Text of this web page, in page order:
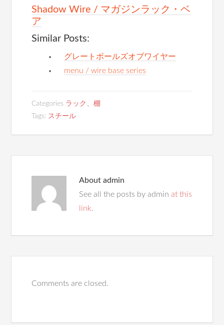
Shadow Wire / マガジンラック・ベ
ア
Similar Posts:
グレートボールズオブワイヤー
menu / wire base series
Categories ラック、棚
Tags: スチール
About admin
See all the posts by adminat this
link.
Comments are closed.